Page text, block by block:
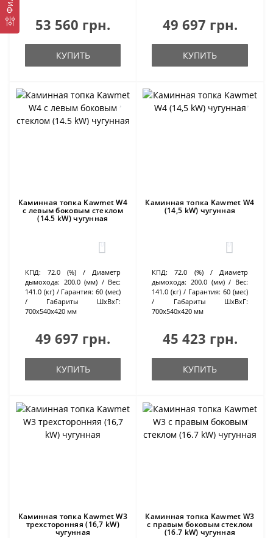
53 560 грн.
КУПИТЬ
49 697 грн.
КУПИТЬ
Каминная топка Kawmet W4
с левым боковым стеклом
(14.5 kW) чугунная
0
КПД: 72.0 (%)
Диаметр
дымохода: 200.0 (мм)
Вес:
141.0 (кг)
Гарантия: 60 (мес)
Габариты ШхВхГ:
700х540х420 мм
49 697 грн.
КУПИТЬ
Каминная топка Kawmet W4
(14,5 kW) чугунная
0
КПД: 72.0 (%)
Диаметр
дымохода: 200.0 (мм)
Вес:
141.0 (кг)
Гарантия: 60 (мес)
Габариты ШхВхГ:
700х540х420 мм
45 423 грн.
КУПИТЬ
Каминная топка Kawmet W3
трехсторонняя (16,7 kW)
чугунная
Каминная топка Kawmet W3
с правым боковым стеклом
(16.7 kW) чугунная